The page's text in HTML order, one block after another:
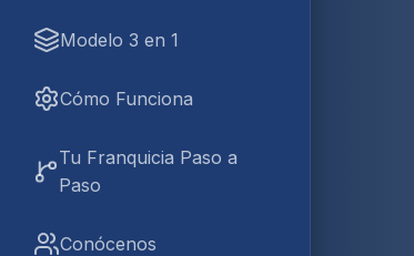
Modelo 3 en 1
Cómo Funciona
Tu Franquicia Paso a
Paso
Conócenos